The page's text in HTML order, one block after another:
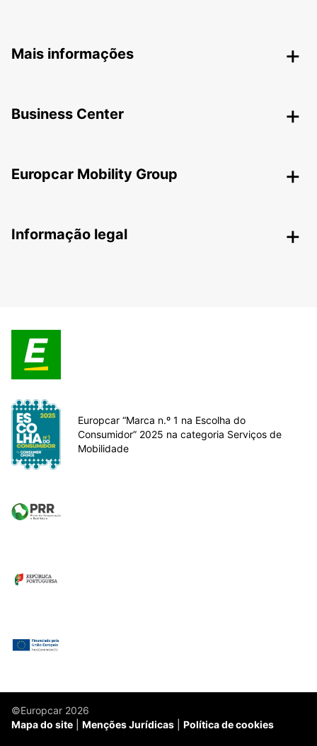
Mais informações
Business Center
Europcar Mobility Group
Informação legal
Europcar “Marca n.º 1 na Escolha do
Consumidor” 2025 na categoria Serviços de
Mobilidade
©Europcar 2026
Mapa do site
Menções Jurídicas Política de cookies